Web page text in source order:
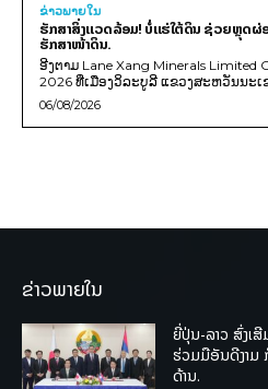
ຂ່າວພາຍ​ໃນ
ຮັກສາສິ່ງແວດລ້ອມ! ບໍ່ແຮ່ໃຕ້ດິນ ຊ່ວຍຫຼຸດ
ຮັກສາໜ້າດິນ.
ອີງຕາມ Lane Xang Minerals
2026 ທີ່ເມືອງວິລະບູລີ ແຂວງສະຫວັນນະເ
06/08/2026
ຂ່າວພາຍໃນ
ຍີ່ປຸ່ນ-ລາວ ສົ່ງເ
ຮ່ວມມືອັນດີງາມ
ດ້ານ.